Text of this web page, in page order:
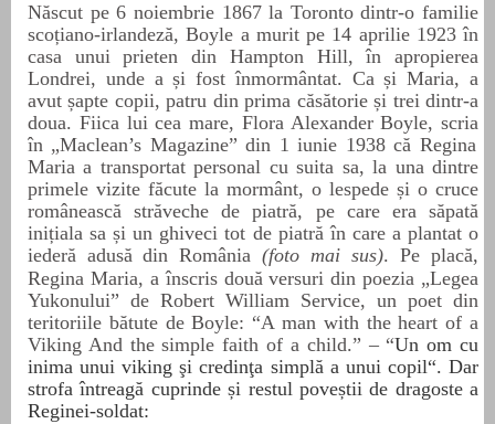
Născut pe 6 noiembrie 1867 la Toronto dintr-o familie
scoțiano-irlandeză, Boyle a murit pe 14 aprilie 1923 în
casa unui prieten din Hampton Hill, în apropierea
Londrei, unde a și fost înmormântat. Ca și Maria, a
avut șapte copii, patru din prima căsătorie și trei dintr-a
doua. Fiica lui cea mare, Flora Alexander Boyle, scria
în „Maclean’s Magazine” din 1 iunie 1938 că Regina
Maria a transportat personal cu suita sa,la una dintre
primele vizite făcute la mormânt, o lespede și o cruce
românească străveche de piatră, pe care era săpată
inițiala sa și un ghiveci tot de piatră în care a plantat o
iederă adusă din România (foto mai sus). Pe placă,
Regina Maria, a înscris două versuri din poezia „Legea
Yukonului” de Robert William Service, un poet din
teritoriile bătute de Boyle: “A man with the heart of a
Viking And the simple faith of a child.” – “Un om cu
inima unui viking şi credinţa simplă a unui copil“. Dar
strofa întreagă cuprinde și restul poveștii de dragoste a
Reginei-soldat: